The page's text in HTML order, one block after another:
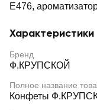
Е476,
Характеристики
Бренд
Ф.КРУПСКОЙ
Полное название
Конфеты